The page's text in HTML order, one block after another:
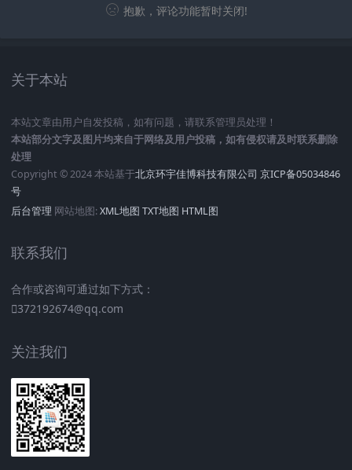
抱歉，评论功能暂时关闭!
关于本站
本站文章由用户自发投稿，如有问题，请联系管理员处理！
本站部分文字及图片均来自于网络及用户投稿，如有侵权请及时联系删除
处理
Copyright © 2024 本站基于北京环宇佳博科技有限公司 京ICP备05034846
号
后台管理 网站地图:XML地图 TXT地图 HTML图
联系我们
合作或咨询可通过如下方式：
372192674@qq.com
关注我们